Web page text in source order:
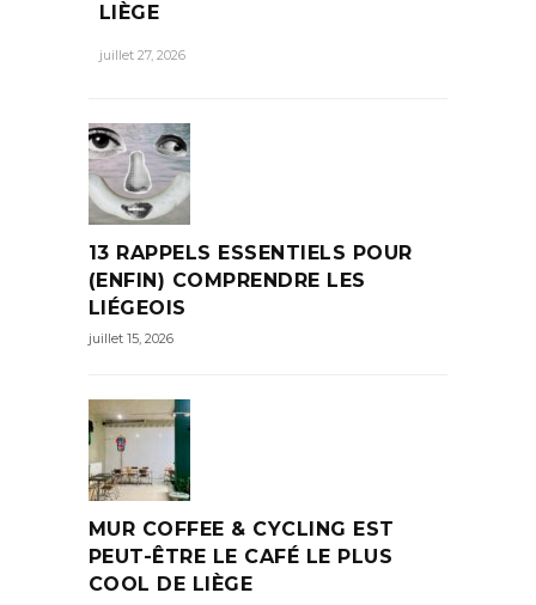
LIÈGE
juillet 27, 2026
13 RAPPELS ESSENTIELS POUR
(ENFIN) COMPRENDRE LES
LIÉGEOIS
juillet 15, 2026
MUR COFFEE & CYCLING EST
PEUT-ÊTRE LE CAFÉ LE PLUS
COOL DE LIÈGE